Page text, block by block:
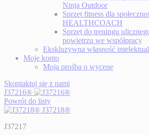
Ninja Outdoor
Sprzęt fitness dla
HEALTHCOACH
Sprzęt do treningu
powietrzu we współpracy
Ekskluzywna własność
Moje konto
Moja prośba o wycenę
Skontaktuj się z nami
J37216®
Powrót do listy
J37218®
J37217